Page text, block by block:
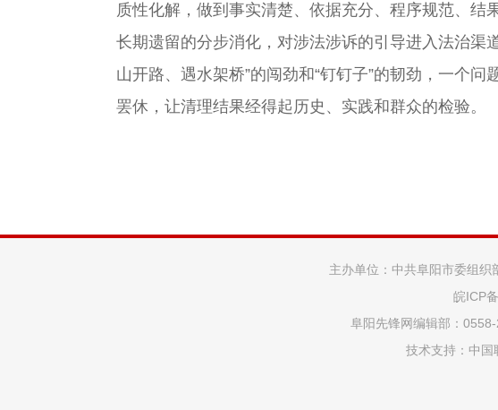
质性化解，做到事实清楚、依据充分、程序规范、结
长期遗留的分步消化，对涉法涉诉的引导进入法治渠
山开路、遇水架桥”的闯劲和“钉钉子”的韧劲，一个
罢休，让清理结果经得起历史、实践和群众的检验。
主办单位：中共阜阳市委组
皖ICP
阜阳先锋网编辑部：
技术支持：中国